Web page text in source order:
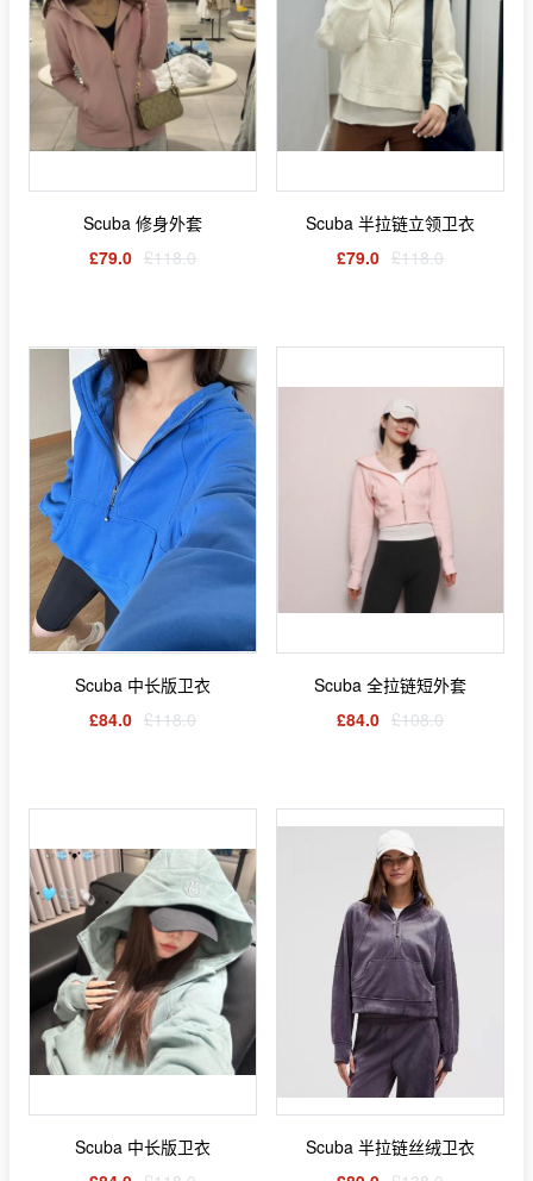
Scuba 修身外套
£79.0 £118.0
Scuba 半拉链立领卫衣
£79.0 £118.0
Scuba 中长版卫衣
£84.0 £118.0
Scuba 全拉链短外套
£84.0 £108.0
Scuba 中长版卫衣
Scuba 半拉链丝绒卫衣